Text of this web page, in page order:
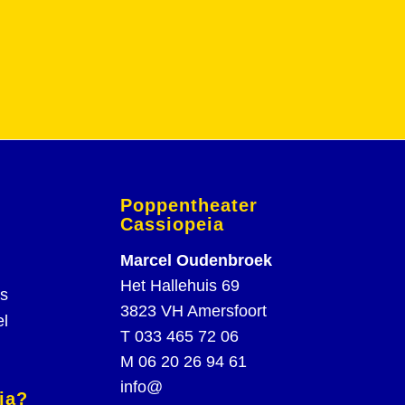
Poppentheater
Cassiopeia
Marcel Oudenbroek
Het Hallehuis 69
3823 VH Amersfoort
T 033 465 72 06
M 06 20 26 94 61
info@